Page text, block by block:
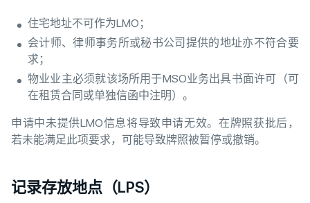
住宅地址不可作为LMO；
会计师、律师事务所或秘书公司提供的地址亦不符合要
求；
物业业主必须就该场所用于MSO业务出具书面许可（可
在租赁合同或单独信函中注明）。
申请中未提供LMO信息将导致申请无效。在牌照获批后，
若未能满足此项要求，可能导致牌照被暂停或撤销。
记录存放地点（LPS）